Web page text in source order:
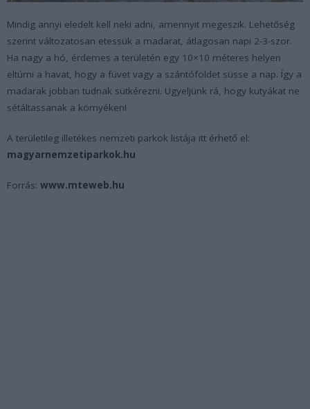
Mindig annyi eledelt kell neki adni, amennyit megeszik. Lehetőség
szerint változatosan etessük a madarat, átlagosan napi 2-3-szor.
Ha nagy a hó, érdemes a területén egy 10×10 méteres helyen
eltúrni a havat, hogy a füvet vagy a szántóföldet süsse a nap. Így a
madarak jobban tudnak sütkérezni. Ügyeljünk rá, hogy kutyákat ne
sétáltassanak a környéken!
A területileg illetékes nemzeti parkok listája itt érhető el:
magyarnemzetiparkok.hu
Forrás: www.mteweb.hu